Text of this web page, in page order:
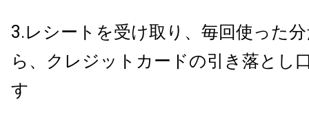
3.レシートを受け取り、毎回使った
ら、クレジットカードの引き落とし
す